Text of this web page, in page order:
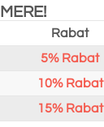
Rabat
5% Rabat
10% Rabat
15% Rabat